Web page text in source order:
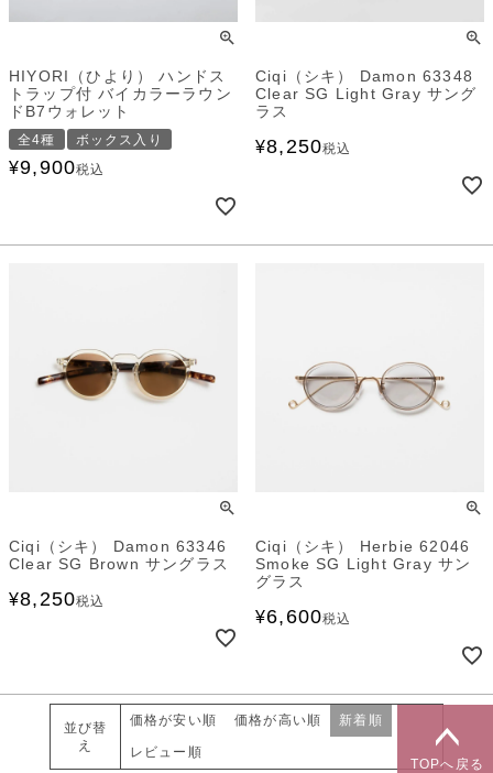
HIYORI（ひより） ハンドス
トラップ付 バイカラーラウン
ドB7ウォレット
全4種 ボックス入り
¥9,900税込
Ciqi（シキ） Damon 63348
Clear SG Light Gray サング
ラス
¥8,250税込
Ciqi（シキ） Damon 63346
Clear SG Brown サングラス
¥8,250税込
Ciqi（シキ） Herbie 62046
Smoke SG Light Gray サン
グラス
¥6,600税込
並び替
え
価格が安い順 価格が高い順 新着順
レビュー順
TOPへ戻る